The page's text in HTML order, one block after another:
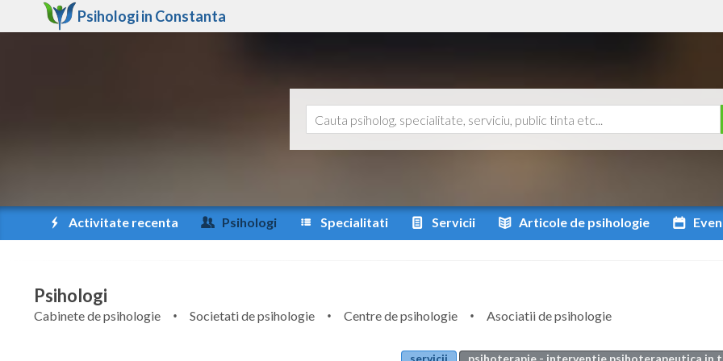
Psihologi in Constanta
Activitate recenta Psihologi Specialitati Servicii Articole de psihologie
Psihologi
Cabinete de psihologie Societati de psihologie Centre de psihologie
Asociatii de psihologie
servicii
psihoterapie - interventie psihoterapeutica in